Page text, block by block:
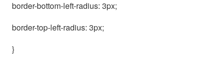
border-bottom-left-radius: 3px;
border-top-left-radius: 3px;
}